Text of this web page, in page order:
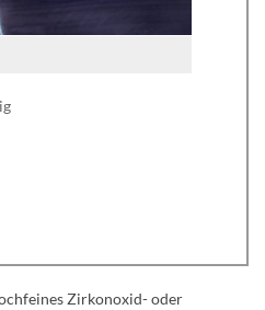
Zirkonoxid- oder